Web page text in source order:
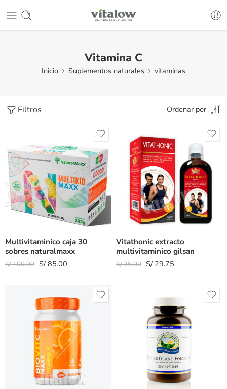
Vitamina C
Inicio Suplementos naturales vitaminas
Filtros Ordenar por
Multivitaminico caja 30
sobres naturalmaxx
S/100.00 S/85.00
Vitathonic extracto
multivitaminico gilsan
S/35.00 S/29.75